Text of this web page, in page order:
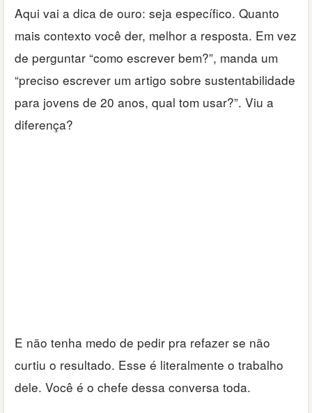
Aqui vai a dica de ouro: seja específico. Quanto
mais contexto você der, melhor a resposta. Em vez
de perguntar “como escrever bem?”, manda um
“preciso escrever um artigo sobre sustentabilidade
para jovens de 20 anos, qual tom usar?”. Viu a
diferença?
E não tenha medo de pedir pra refazer se não
curtiu o resultado. Esse é literalmente o trabalho
dele. Você é o chefe dessa conversa toda.